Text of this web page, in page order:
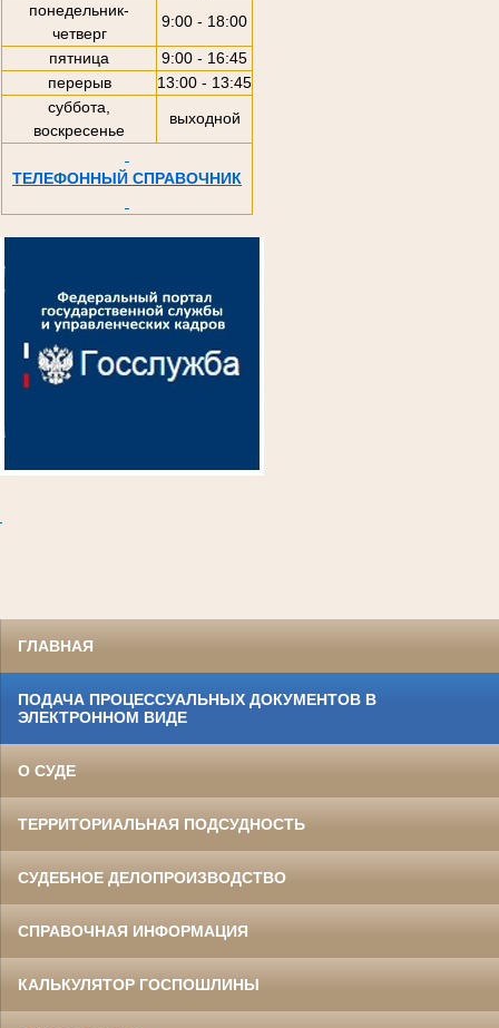
понедельник-
четверг
9:00 - 18:00
пятница
9:00 - 16:45
перерыв
13:00 - 13:45
суббота,
воскресенье
выходной
ТЕЛЕФОННЫЙ СПРАВОЧНИК
ГЛАВНАЯ
ПОДАЧА ПРОЦЕССУАЛЬНЫХ ДОКУМЕНТОВ В
ЭЛЕКТРОННОМ ВИДЕ
О СУДЕ
ТЕРРИТОРИАЛЬНАЯ ПОДСУДНОСТЬ
СУДЕБНОЕ ДЕЛОПРОИЗВОДСТВО
СПРАВОЧНАЯ ИНФОРМАЦИЯ
КАЛЬКУЛЯТОР ГОСПОШЛИНЫ